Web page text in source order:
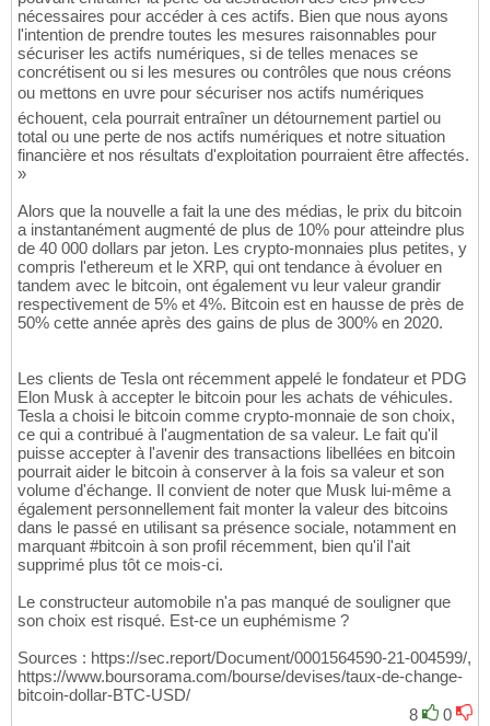
nécessaires pour accéder à ces actifs. Bien que nous ayons
l'intention de prendre toutes les mesures raisonnables pour
sécuriser les actifs numériques, si de telles menaces se
concrétisent ou si les mesures ou contrôles que nous créons
ou mettons en uvre pour sécuriser nos actifs numériques
échouent, cela pourrait entraîner un détournement partiel ou
total ou une perte de nos actifs numériques et notre situation
financière et nos résultats d'exploitation pourraient être affectés.
»
Alors que la nouvelle a fait la une des médias, le prix du bitcoin
a instantanément augmenté de plus de 10% pour atteindre plus
de 40 000 dollars par jeton. Les crypto-monnaies plus petites, y
compris l'ethereum et le XRP, qui ont tendance à évoluer en
tandem avec le bitcoin, ont également vu leur valeur grandir
respectivement de 5% et 4%. Bitcoin est en hausse de près de
50% cette année après des gains de plus de 300% en 2020.
Les clients de Tesla ont récemment appelé le fondateur et PDG
Elon Musk à accepter le bitcoin pour les achats de véhicules.
Tesla a choisi le bitcoin comme crypto-monnaie de son choix,
ce qui a contribué à l'augmentation de sa valeur. Le fait qu'il
puisse accepter à l'avenir des transactions libellées en bitcoin
pourrait aider le bitcoin à conserver à la fois sa valeur et son
volume d'échange. Il convient de noter que Musk lui-même a
également personnellement fait monter la valeur des bitcoins
dans le passé en utilisant sa présence sociale, notamment en
marquant #bitcoin à son profil récemment, bien qu'il l'ait
supprimé plus tôt ce mois-ci.
Le constructeur automobile n'a pas manqué de souligner que
son choix est risqué. Est-ce un euphémisme ?
Sources : https://sec.report/Document/0001564590-21-004599/,
https://www.boursorama.com/bourse/devises/taux-de-change-
bitcoin-dollar-BTC-USD/
8
0